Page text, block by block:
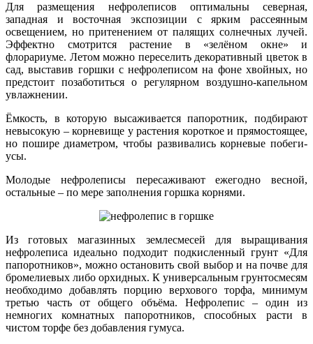
Для размещения нефролеписов оптимальны северная,
западная и восточная экспозиции с ярким рассеянным
освещением, но притенением от палящих солнечных лучей.
Эффектно смотрится растение в «зелёном окне» и
флорариуме. Летом можно переселить декоративный цветок в
сад, выставив горшки с нефролеписом на фоне хвойных, но
предстоит позаботиться о регулярном воздушно-капельном
увлажнении.
Ёмкость, в которую высаживается папоротник, подбирают
невысокую – корневище у растения короткое и прямостоящее,
но пошире диаметром, чтобы развивались корневые побеги-
усы.
Молодые нефролеписы пересаживают ежегодно весной,
остальные – по мере заполнения горшка корнями.
Из готовых магазинных землесмесей для выращивания
нефролеписа идеально подходит подкисленный грунт «Для
папоротников», можно остановить свой выбор и на почве для
бромелиевых либо орхидных. К универсальным грунтосмесям
необходимо добавлять порцию верхового торфа, минимум
третью часть от общего объёма. Нефролепис – один из
немногих комнатных папоротников, способных расти в
чистом торфе без добавления гумуса.